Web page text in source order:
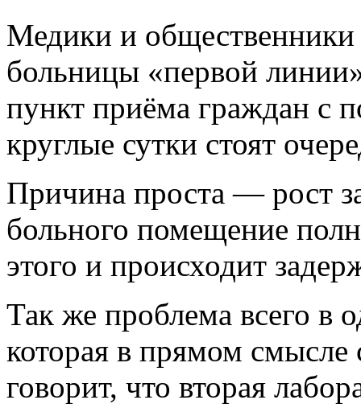
Медики и
больницы «первой
пункт приёма граждан с
круглые сутки стоят
Причина проста — рост
больного помещение
этого и происходит
Так же проблема всего в
которая в прямом смысле
говорит, что вторая